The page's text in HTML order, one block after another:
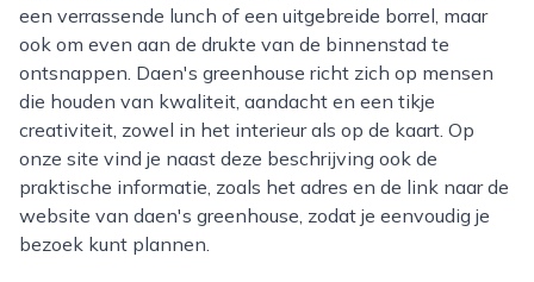
een verrassende lunch of een uitgebreide borrel, maar
ook om even aan de drukte van de binnenstad te
ontsnappen. Daen's greenhouse richt zich op mensen
die houden van kwaliteit, aandacht en een tikje
creativiteit, zowel in het interieur als op de kaart. Op
onze site vind je naast deze beschrijving ook de
praktische informatie, zoals het adres en de link naar de
website van daen's greenhouse, zodat je eenvoudig je
bezoek kunt plannen.